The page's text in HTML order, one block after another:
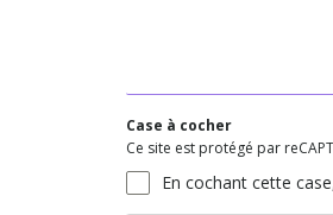
Case à cocher
Ce site est protégé par
En cochant cette